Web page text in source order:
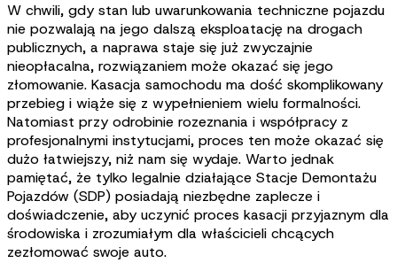
W chwili, gdy stan lub uwarunkowania techniczne pojazdu
nie pozwalają na jego dalszą eksploatację na drogach
publicznych, a naprawa staje się już zwyczajnie
nieopłacalna, rozwiązaniem może okazać się jego
złomowanie. Kasacja samochodu ma dość skomplikowany
przebieg i wiąże się z wypełnieniem wielu formalności.
Natomiast przy odrobinie rozeznania i współpracy z
profesjonalnymi instytucjami, proces ten może okazać się
dużo łatwiejszy, niż nam się wydaje. Warto jednak
pamiętać, że tylko legalnie działające Stacje Demontażu
Pojazdów (SDP) posiadają niezbędne zaplecze i
doświadczenie, aby uczynić proces kasacji przyjaznym dla
środowiska i zrozumiałym dla właścicieli chcących
zezłomować swoje auto.